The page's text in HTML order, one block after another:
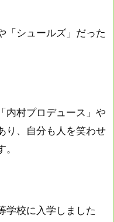
「シュールズ」だった
内村プロデュース」や
り、自分も人を笑わせ
学校に入学しました